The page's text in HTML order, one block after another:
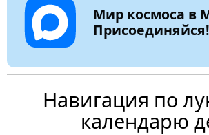
Мир космоса в
Присоединяйся!
Навигация по
календарю